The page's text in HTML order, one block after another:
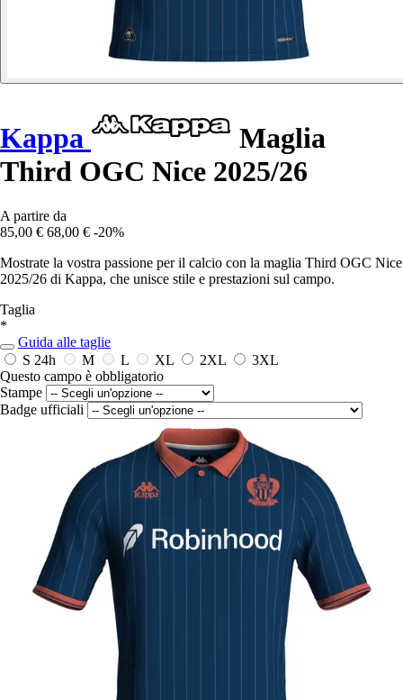
Kappa
Maglia
Third OGC Nice 2025/26
A partire da
85,00 € 68,00 € -20%
Mostrate la vostra passione per il calcio con la maglia Third OGC Nice
2025/26 di Kappa, che unisce stile e prestazioni sul campo.
Taglia
*
Guida alle taglie
S 24h M L XL 2XL
3XL
Questo campo è obbligatorio
Stampe
Badge ufficiali